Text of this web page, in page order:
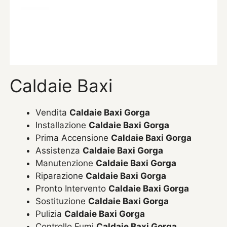
Caldaie Baxi
Vendita Caldaie Baxi Gorga
Installazione Caldaie Baxi Gorga
Prima Accensione Caldaie Baxi Gorga
Assistenza Caldaie Baxi Gorga
Manutenzione Caldaie Baxi Gorga
Riparazione Caldaie Baxi Gorga
Pronto Intervento Caldaie Baxi Gorga
Sostituzione Caldaie Baxi Gorga
Pulizia Caldaie Baxi Gorga